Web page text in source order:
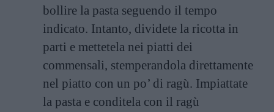
bollire la pasta seguendo il tempo
indicato. Intanto, dividete la ricotta in
parti e mettetela nei piatti dei
commensali, stemperandola direttamente
nel piatto con un po’ di ragù. Impiattate
la pasta e conditela con il ragù